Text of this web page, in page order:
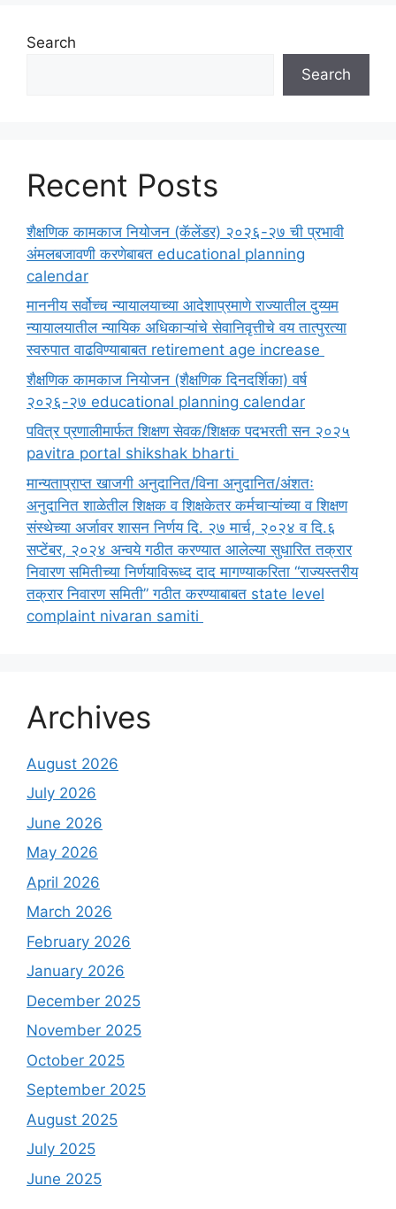
Search
Search
Recent Posts
शैक्षणिक कामकाज नियोजन (कॅलेंडर) २०२६-२७ ची प्रभावी
अंमलबजावणी करणेबाबत educational planning
calendar
माननीय सर्वोच्च न्यायालयाच्या आदेशाप्रमाणे राज्यातील दुय्यम
न्यायालयातील न्यायिक अधिकाऱ्यांचे सेवानिवृत्तीचे वय तात्पुरत्या
स्वरुपात वाढविण्याबाबत retirement age increase
शैक्षणिक कामकाज नियोजन (शैक्षणिक दिनदर्शिका) वर्ष
२०२६-२७ educational planning calendar
पवित्र प्रणालीमार्फत शिक्षण सेवक/शिक्षक पदभरती सन २०२५
pavitra portal shikshak bharti
मान्यताप्राप्त खाजगी अनुदानित/विना अनुदानित/अंशतः
अनुदानित शाळेतील शिक्षक व शिक्षकेतर कर्मचाऱ्यांच्या व शिक्षण
संस्थेच्या अर्जावर शासन निर्णय दि. २७ मार्च, २०२४ व दि.६
सप्टेंबर, २०२४ अन्वये गठीत करण्यात आलेल्या सुधारित तक्रार
निवारण समितीच्या निर्णयाविरूध्द दाद मागण्याकरिता “राज्यस्तरीय
तक्रार निवारण समिती” गठीत करण्याबाबत state level
complaint nivaran samiti
Archives
August 2026
July 2026
June 2026
May 2026
April 2026
March 2026
February 2026
January 2026
December 2025
November 2025
October 2025
September 2025
August 2025
July 2025
June 2025